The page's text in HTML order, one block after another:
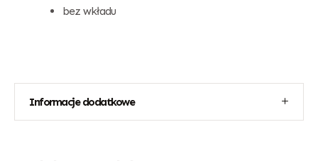
bez wkładu
Informacje dodatkowe